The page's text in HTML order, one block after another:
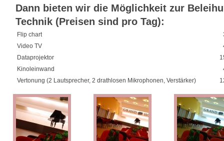
Dann bieten wir die Möglichkeit zur
Technik (Preisen sind pro Tag):
Flip chart
Video TV
Dataprojektor
Kinoleinwand
Vertonung (2 Lautsprecher, 2 drathlosen Mikrophonen, Verstärker)